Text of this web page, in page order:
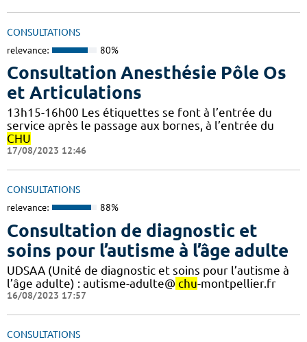
CONSULTATIONS
relevance: 80%
Consultation Anesthésie Pôle Os
et Articulations
13h15-16h00 Les étiquettes se font à l’entrée du
service après le passage aux bornes, à l’entrée du
CHU
17/08/2023 12:46
CONSULTATIONS
relevance: 88%
Consultation de diagnostic et
soins pour l’autisme à l’âge adulte
UDSAA (Unité de diagnostic et soins pour l’autisme à
l’âge adulte) : autisme-adulte@ chu-montpellier.fr
16/08/2023 17:57
CONSULTATIONS